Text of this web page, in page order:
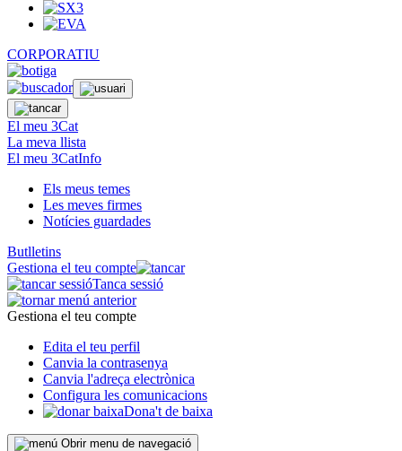
CORPORATIU
El meu 3Cat
La meva llista
El meu 3CatInfo
Els meus temes
Les meves firmes
Notícies guardades
Butlletins
Gestiona el teu compte
Tanca sessió
Gestiona el teu compte
Edita el teu perfil
Canvia la contrasenya
Canvia l'adreça electrònica
Configura les comunicacions
Dona't de baixa
Obrir menu de navegació